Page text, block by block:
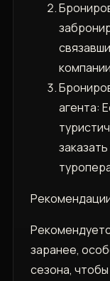
агента:
заранее‚
сезона‚